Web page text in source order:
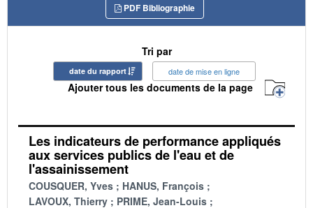
PDF Bibliographie
Tri par
date du rapport date de mise en ligne
Ajouter tous les documents de la page
Les indicateurs de performance appliqués
aux services publics de l'eau et de
l'assainissement
COUSQUER, Yves
HANUS, François
LAVOUX, Thierry
PRIME, Jean-Louis